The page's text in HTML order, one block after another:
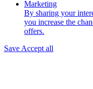
Marketing
By sharing your
you increase the
offers.
Save Accept all